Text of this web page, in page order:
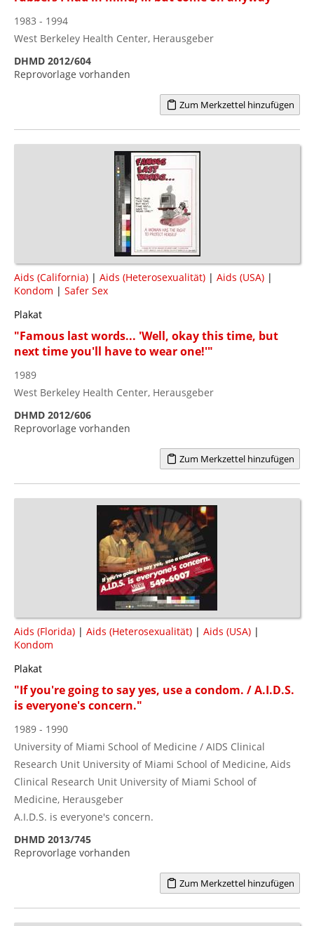
1983 - 1994
West Berkeley Health Center, Herausgeber
DHMD 2012/604
Reprovorlage vorhanden
Zum Merkzettel hinzufügen
Aids (California) | Aids (Heterosexualität) | Aids (USA) |
Kondom | Safer Sex
Plakat
"Famous last words... 'Well, okay this time, but
next time you'll have to wear one!'"
1989
West Berkeley Health Center, Herausgeber
DHMD 2012/606
Reprovorlage vorhanden
Zum Merkzettel hinzufügen
Aids (Florida) | Aids (Heterosexualität) | Aids (USA) |
Kondom
Plakat
"If you're going to say yes, use a condom. / A.I.D.S.
is everyone's concern."
1989 - 1990
University of Miami School of Medicine / AIDS Clinical
Research Unit University of Miami School of Medicine, Aids
Clinical Research Unit University of Miami School of
Medicine, Herausgeber
A.I.D.S. is everyone's concern.
DHMD 2013/745
Reprovorlage vorhanden
Zum Merkzettel hinzufügen